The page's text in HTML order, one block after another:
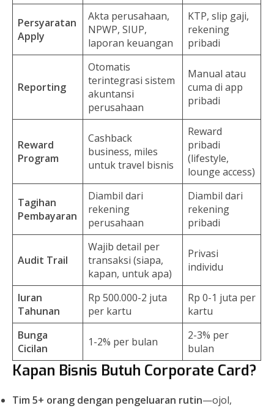
Persyaratan
Apply
Akta perusahaan,
NPWP, SIUP,
laporan keuangan
KTP, slip gaji,
rekening
pribadi
Reporting
Otomatis
terintegrasi sistem
akuntansi
perusahaan
Manual atau
cuma di app
pribadi
Reward
Program
Cashback
business, miles
untuk travel bisnis
Reward
pribadi
(lifestyle,
lounge access)
Tagihan
Pembayaran
Diambil dari
rekening
perusahaan
Diambil dari
rekening
pribadi
Audit Trail
Wajib detail per
transaksi (siapa,
kapan, untuk apa)
Privasi
individu
Iuran
Tahunan
Rp 500.000-2 juta
per kartu
Rp 0-1 juta per
kartu
Bunga
Cicilan
1-2% per bulan
2-3% per
bulan
Kapan Bisnis Butuh Corporate Card?
Tim 5+ orang dengan pengeluaran rutin—ojol,